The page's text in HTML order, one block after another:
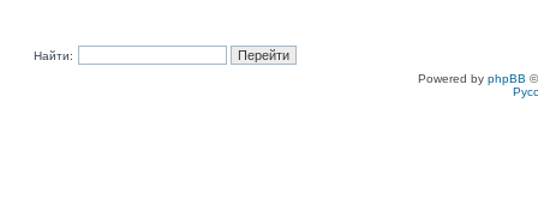
Найти:
Powered by phpBB